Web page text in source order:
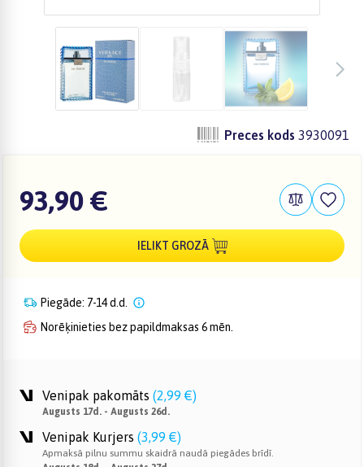
Preces kods 3930091
93,90 €
IELIKT GROZĀ
Piegāde: 7-14 d.d.
Norēķinieties bez papildmaksas 6 mēn.
Venipak pakomāts (2,99 €)
Augusts 17d. - Augusts 26d.
Venipak Kurjers (3,99 €)
Apmaksā pilnu summu skaidrā naudā piegādes brīdī.